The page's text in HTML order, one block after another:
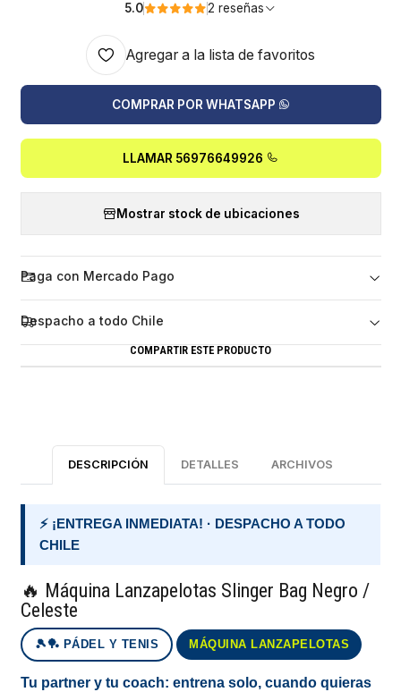
5.0 2 reseñas
Agregar a la lista de favoritos
COMPRAR POR WHATSAPP
LLAMAR 56976649926
Mostrar stock de ubicaciones
Paga con Mercado Pago
Despacho a todo Chile
COMPARTIR ESTE PRODUCTO
DESCRIPCIÓN DETALLES ARCHIVOS
⚡ ¡ENTREGA INMEDIATA! · DESPACHO A TODO
CHILE
🔥 Máquina Lanzapelotas Slinger Bag Negro /
Celeste
🎾🏓 PÁDEL Y TENIS MÁQUINA LANZAPELOTAS
Tu partner y tu coach: entrena solo, cuando quieras